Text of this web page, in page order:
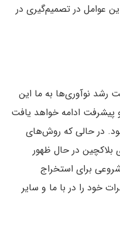
عوامل در تصمیم‌گیری در
رشد نوآوری‌ها به ما این
پیشرفت ادامه خواهد یافت
در حالی که روش‌های
بلاکچین در حال ظهور
برای استخراج
خود را در با ما و سایر